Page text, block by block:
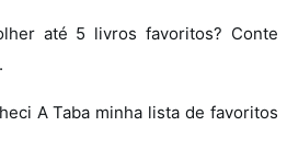
até 5 livros favoritos? Conte
A Taba minha lista de favoritos